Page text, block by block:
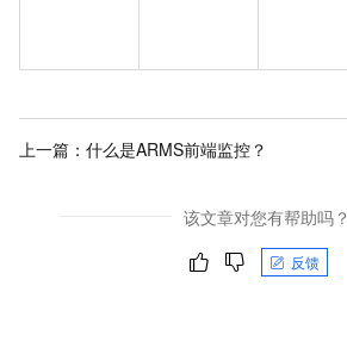
上一篇： 什么是ARMS前端监控？
该文章对您有帮助吗？
反馈